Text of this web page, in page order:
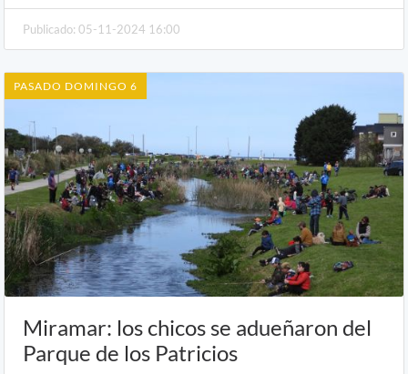
Publicado: 05-11-2024 16:00
PASADO DOMINGO 6
Miramar: los chicos se adueñaron del
Parque de los Patricios